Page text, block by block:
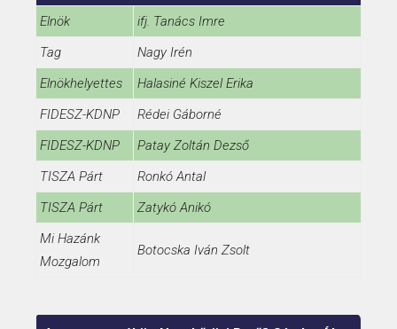
Elnök
ifj. Tanács Imre
Tag
Nagy Irén
Elnökhelyettes
Halasiné Kiszel Erika
FIDESZ-KDNP
Rédei Gáborné
FIDESZ-KDNP
Patay Zoltán Dezső
TISZA Párt
Ronkó Antal
TISZA Párt
Zatykó Anikó
Mi Hazánk
Mozgalom
Botocska Iván Zsolt